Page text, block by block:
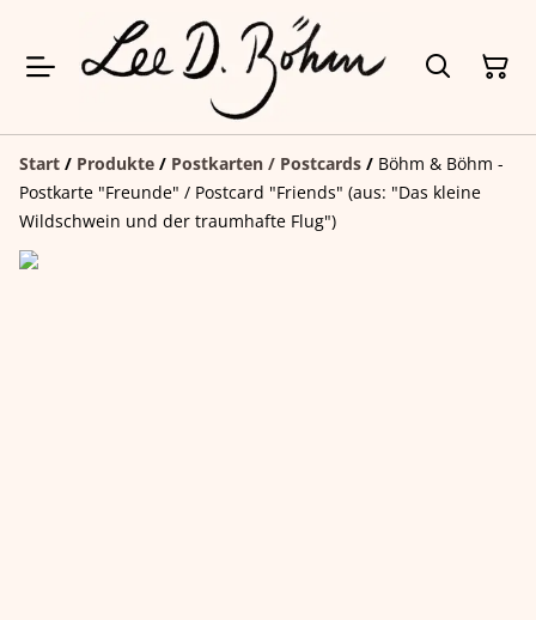
Start / Produkte / Postkarten / Postcards / Böhm & Böhm -
Postkarte "Freunde" / Postcard "Friends" (aus: "Das kleine
Wildschwein und der traumhafte Flug")